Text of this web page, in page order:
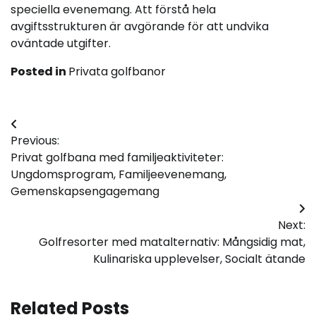
speciella evenemang. Att förstå hela
avgiftsstrukturen är avgörande för att undvika
oväntade utgifter.
Posted in Privata golfbanor
Post
navigation
Previous:
Privat golfbana med familjeaktiviteter:
Ungdomsprogram, Familjeevenemang,
Gemenskapsengagemang
Next:
Golfresorter med matalternativ: Mångsidig mat,
Kulinariska upplevelser, Socialt ätande
Related Posts